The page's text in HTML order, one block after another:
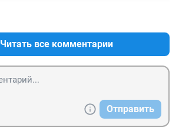
Читать все комментарии
Отправить